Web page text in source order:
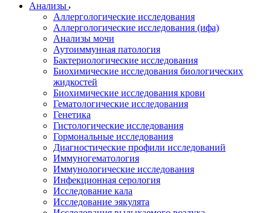
Анализы
Аллергологические исследования
Аллергологические исследования (ифа)
Анализы мочи
Аутоиммунная патология
Бактериологические исследования
Биохимические исследования биологических
жидкостей
Биохимические исследования крови
Гематологические исследования
Генетика
Гистологические исследования
Гормональные исследования
Диагностические профили исследований
Иммуногематология
Иммунологические исследования
Инфекционная серология
Исследование кала
Исследование эякулята